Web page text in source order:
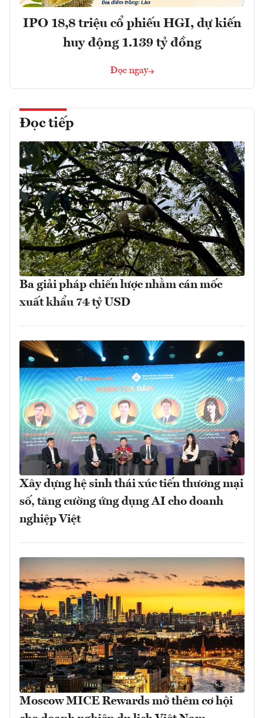
IPO 18,8 triệu cổ phiếu HGI, dự kiến
huy động 1.139 tỷ đồng
Đọc ngay
Đọc tiếp
Ba giải pháp chiến lược nhằm cán mốc
xuất khẩu 74 tỷ USD
Xây dựng hệ sinh thái xúc tiến thương mại
số, tăng cường ứng dụng AI cho doanh
nghiệp Việt
Moscow MICE Rewards mở thêm cơ hội